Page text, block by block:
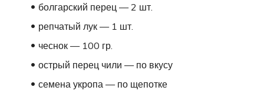
болгарский перец — 2 шт.
репчатый лук — 1 шт.
чеснок — 100 гр.
острый перец чили — по вкусу
семена укропа — по щепотке